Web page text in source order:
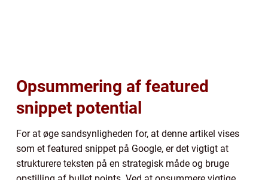
Opsummering af featured
snippet potential
For at øge sandsynligheden for, at denne artikel vises
som et featured snippet på Google, er det vigtigt at
strukturere teksten på en strategisk måde og bruge